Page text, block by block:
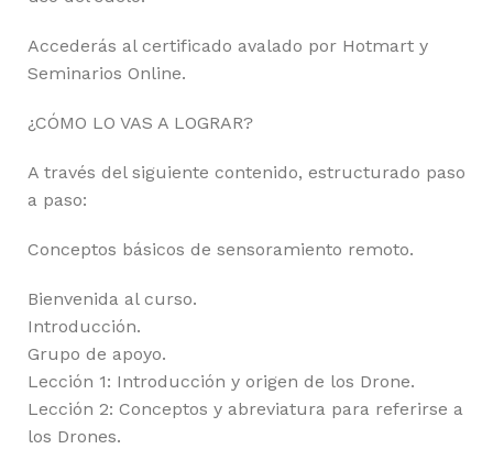
Accederás al certificado avalado por Hotmart y
Seminarios Online.
¿CÓMO LO VAS A LOGRAR?
A través del siguiente contenido, estructurado paso
a paso:
Conceptos básicos de sensoramiento remoto.
Bienvenida al curso.
Introducción.
Grupo de apoyo.
Lección 1: Introducción y origen de los Drone.
Lección 2: Conceptos y abreviatura para referirse a
los Drones.